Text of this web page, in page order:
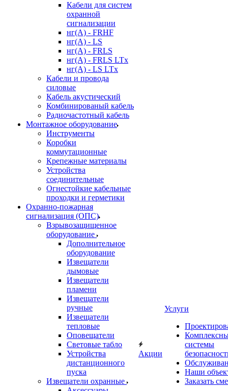
Кабели для систем
охранной
сигнализации
нг(A) - FRHF
нг(A) - LS
нг(А) - FRLS
нг(А) - FRLS LTx
нг(А) - LS LTx
Кабели и провода
силовые
Кабель акустический
Комбинированый кабель
Радиочастотный кабель
Монтажное оборудование
Инструменты
Коробки
коммутационные
Крепежные материалы
Устройства
соединительные
Огнестойкие кабельные
проходки и герметики
Охранно-пожарная
сигнализация (ОПС)
Взрывозащищенное
оборудование
Дополнительное
оборудование
Извещатели
дымовые
Извещатели
пламени
Извещатели
ручные
Извещатели
тепловые
Оповещатели
Световые табло
Устройства
дистанционного
пуска
Извещатели охранные
Акции
Услуги
системы
Наши
Заказать